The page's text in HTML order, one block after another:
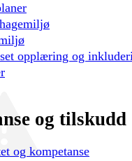
opplæring og
og tilskudd
og kompetanse